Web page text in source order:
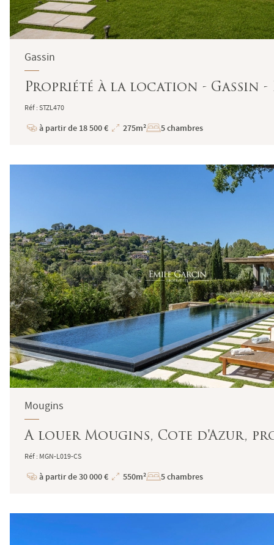
Gassin
Propriété à la location - Gassin
Réf : STZL470
Prix
à partir de 18 500 €
Superficie
275m² 5 chambres
Mougins
A louer Mougins, Cote d'Azur,
Réf : MGN-L019-CS
Prix
à partir de 30 000 €
Superficie
550m² 5 chambres